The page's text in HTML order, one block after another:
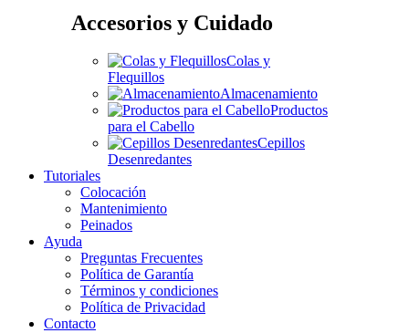
Accesorios y Cuidado
Colas y
Flequillos
Almacenamiento
Productos
para el Cabello
Cepillos
Desenredantes
Tutoriales
Colocación
Mantenimiento
Peinados
Ayuda
Preguntas Frecuentes
Política de Garantía
Términos y condiciones
Política de Privacidad
Contacto